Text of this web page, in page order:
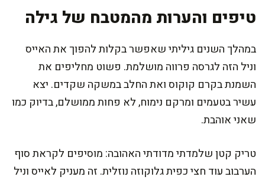
טיפים והערות מהמטבח של גילה
במהלך השנים גיליתי שאפשר בקלות להפוך את האייס
וניל הזה לגרסה פרווה מושלמת. פשוט מחליפים את
השמנת בקרם קוקוס ואת החלב במשקה שקדים. יצא
עשיר בטעמים ומרקם נימוח, לא פחות ממושלם, בדיוק כמו
שאני אוהבת.
טריק קטן שלמדתי מדודתי האהובה: מוסיפים לקראת סוף
הערבוב עוד חצי כפית גלוקוזה נוזלית. זה מעניק לאייס וניל